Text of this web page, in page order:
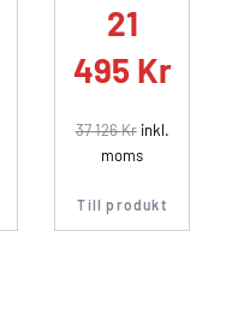
21
495 Kr
37 126Krinkl.
moms
Till produkt